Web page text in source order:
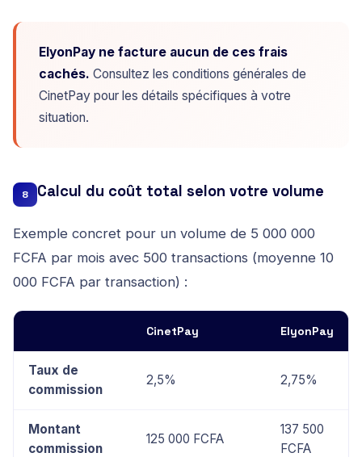
ElyonPay ne facture aucun de ces frais
cachés. Consultez les conditions générales de
CinetPay pour les détails spécifiques à votre
situation.
8 Calcul du coût total selon votre volume
Exemple concret pour un volume de 5 000 000
FCFA par mois avec 500 transactions (moyenne 10
000 FCFA par transaction) :
CinetPay ElyonPay
Taux de
commission
2,5% 2,75%
Montant
commission
125 000 FCFA
137 500
FCFA